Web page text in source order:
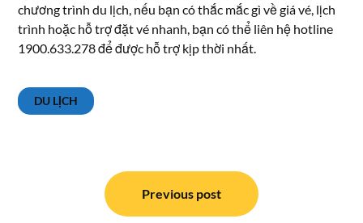
chương trình du lịch, nếu bạn có thắc mắc gì về giá vé, lịch
trình hoặc hỗ trợ đặt vé nhanh, bạn có thể liên hệ hotline
1900.633.278 để được hỗ trợ kịp thời nhất.
DU LỊCH
Previous post